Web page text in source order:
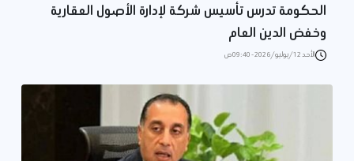
الحكومة تدرس تأسيس شركة لإدارة الأصول العقارية
وخفض الدين العام
الأحد 12/يوليو/2026 - 09:40 ص